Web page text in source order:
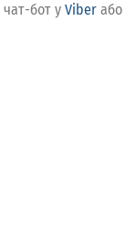
чат-бот у Viberабо